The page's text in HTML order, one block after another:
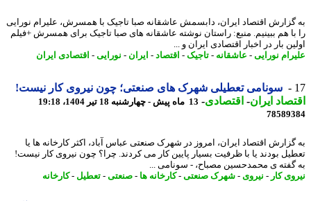
اقتصاد ایران، دابسمش عاشقانه صبا تاجیک با همسرش، علیرام نورایی
هم ببینیم. منبع: راستان نوشته عاشقانه های صبا تاجیک برای همسرش +فیلم
بار در اخبار اقتصادی ایران و ...
نورایی- عاشقانه-تاجیک-اقتصاد-ایران - نورایی- اقتصادی ایران
سونامی تعطیلی شهرک های صنعتی؛ چون نیروی کار نیست!
ایران- اقتصادی-13 ماه پیش - چهارشنبه 18 تیر 1404، 19:18
اقتصاد ایران، امروز در شهرک صنعتی عباس آباد، اکثر کارخانه ها یا
بودند یا با ظرفیت بسیار پایین کار می کردند. چرا؟ چون نیروی کار نیست!
ی محمدحسین مصباح، - سونامی ...
کار-نیروی-شهرک صنعتی-کارخانه ها- صنعتی-تعطیل-کارخانه